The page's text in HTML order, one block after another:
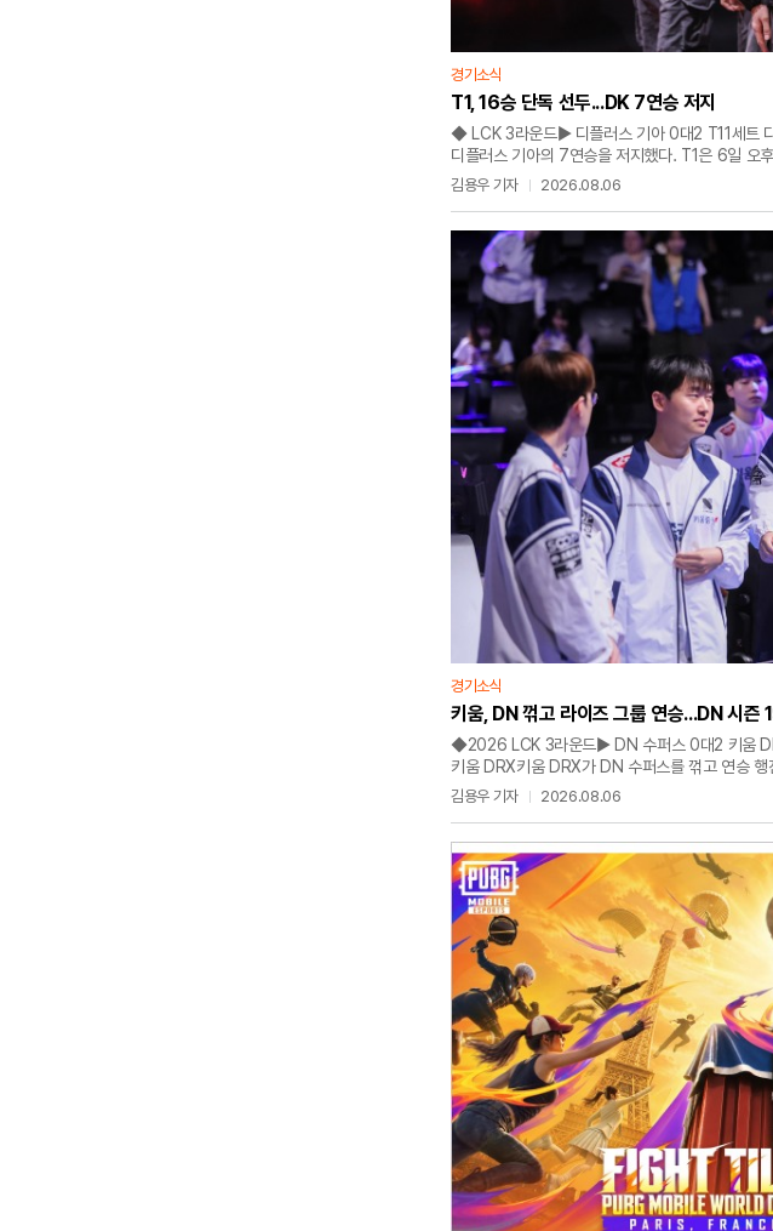
경기소식
T1, 16승 단독 선두...DK 7연승 저지
◆ LCK 3라운드▶ 디플러스 기아 0대2 T11세트
디플러스 기아의 7연승을 저지했다. T1은 6일 오
3라운드 레전드 그룹 경기서 디플러스 기아를 2
탑 전투서 '페이커' 이상혁의 카시오페아가 '시우'
김용우 기자 2026.08.06
경기소식
키움, DN 꺾고 라이즈 그룹 연승...DN 시즌
◆2026 LCK 3라운드▶ DN 수퍼스 0대2 키움
키움 DRX키움 DRX가 DN 수퍼스를 꺾고 연승
LCK 아레나에서 열린 LCK 3라운드서 DN을 2대
(-11)를 기록하며 3위로 올라섰다. DN은 시즌 19
격차를 벌렸다. 화학 드래곤 영혼을 먹은 키움은
김용우 기자 2026.08.06